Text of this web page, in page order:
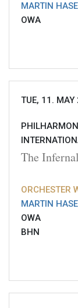
MARTIN
OWA
TUE, 11. MAY
The
ORCHESTER
MARTIN
OWA
BHN